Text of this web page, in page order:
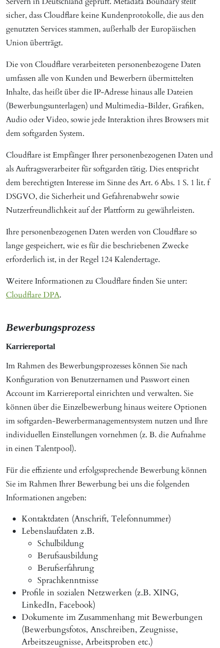
sicher, dass Cloudflare keine Kundenprotokolle, die aus den
genutzten Services stammen, außerhalb der Europäischen
Union überträgt.
Die von Cloudflare verarbeiteten personenbezogene Daten
umfassen alle von Kunden und Bewerbern übermittelten
Inhalte, das heißt über die IP-Adresse hinaus alle Dateien
(Bewerbungsunterlagen) und Multimedia-Bilder, Grafiken,
Audio oder Video, sowie jede Interaktion ihres Browsers mit
dem softgarden System.
Cloudflare ist Empfänger Ihrer personenbezogenen Daten und
als Auftragsverarbeiter für softgarden tätig. Dies entspricht
dem berechtigten Interesse im Sinne des Art. 6 Abs. 1 S. 1 lit. f
DSGVO, die Sicherheit und Gefahrenabwehr sowie
Nutzerfreundlichkeit auf der Plattform zu gewährleisten.
Ihre personenbezogenen Daten werden von Cloudflare so
lange gespeichert, wie es für die beschriebenen Zwecke
erforderlich ist, in der Regel 124 Kalendertage.
Weitere Informationen zu Cloudflare finden Sie unter:
Cloudflare DPA.
Bewerbungsprozess
Karriereportal
Im Rahmen des Bewerbungsprozesses können Sie nach
Konfiguration von Benutzernamen und Passwort einen
Account im Karriereportal einrichten und verwalten. Sie
können über die Einzelbewerbung hinaus weitere Optionen
im softgarden-Bewerbermanagementsystem nutzen und Ihre
individuellen Einstellungen vornehmen (z. B. die Aufnahme
in einen Talentpool).
Für die effiziente und erfolgssprechende Bewerbung können
Sie im Rahmen Ihrer Bewerbung bei uns die folgenden
Informationen angeben:
Kontaktdaten (Anschrift, Telefonnummer)
Lebenslaufdaten z.B.
Schulbildung
Berufsausbildung
Berufserfahrung
Sprachkenntnisse
Profile in sozialen Netzwerken (z.B. XING,
LinkedIn, Facebook)
Dokumente im Zusammenhang mit Bewerbungen
(Bewerbungsfotos, Anschreiben, Zeugnisse,
Arbeitszeugnisse, Arbeitsproben etc.)